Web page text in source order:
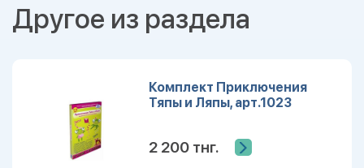
Другое из раздела
Комплект Приключения
Тяпы и Ляпы, арт.1023
2 200 тнг.